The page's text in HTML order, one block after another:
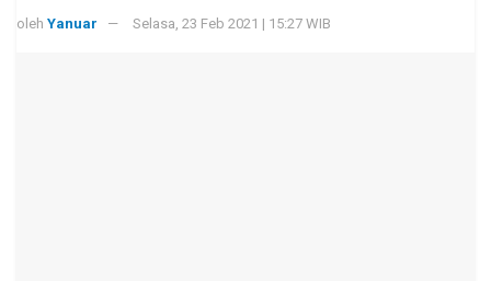
oleh Yanuar Selasa, 23 Feb 2021 | 15:27 WIB